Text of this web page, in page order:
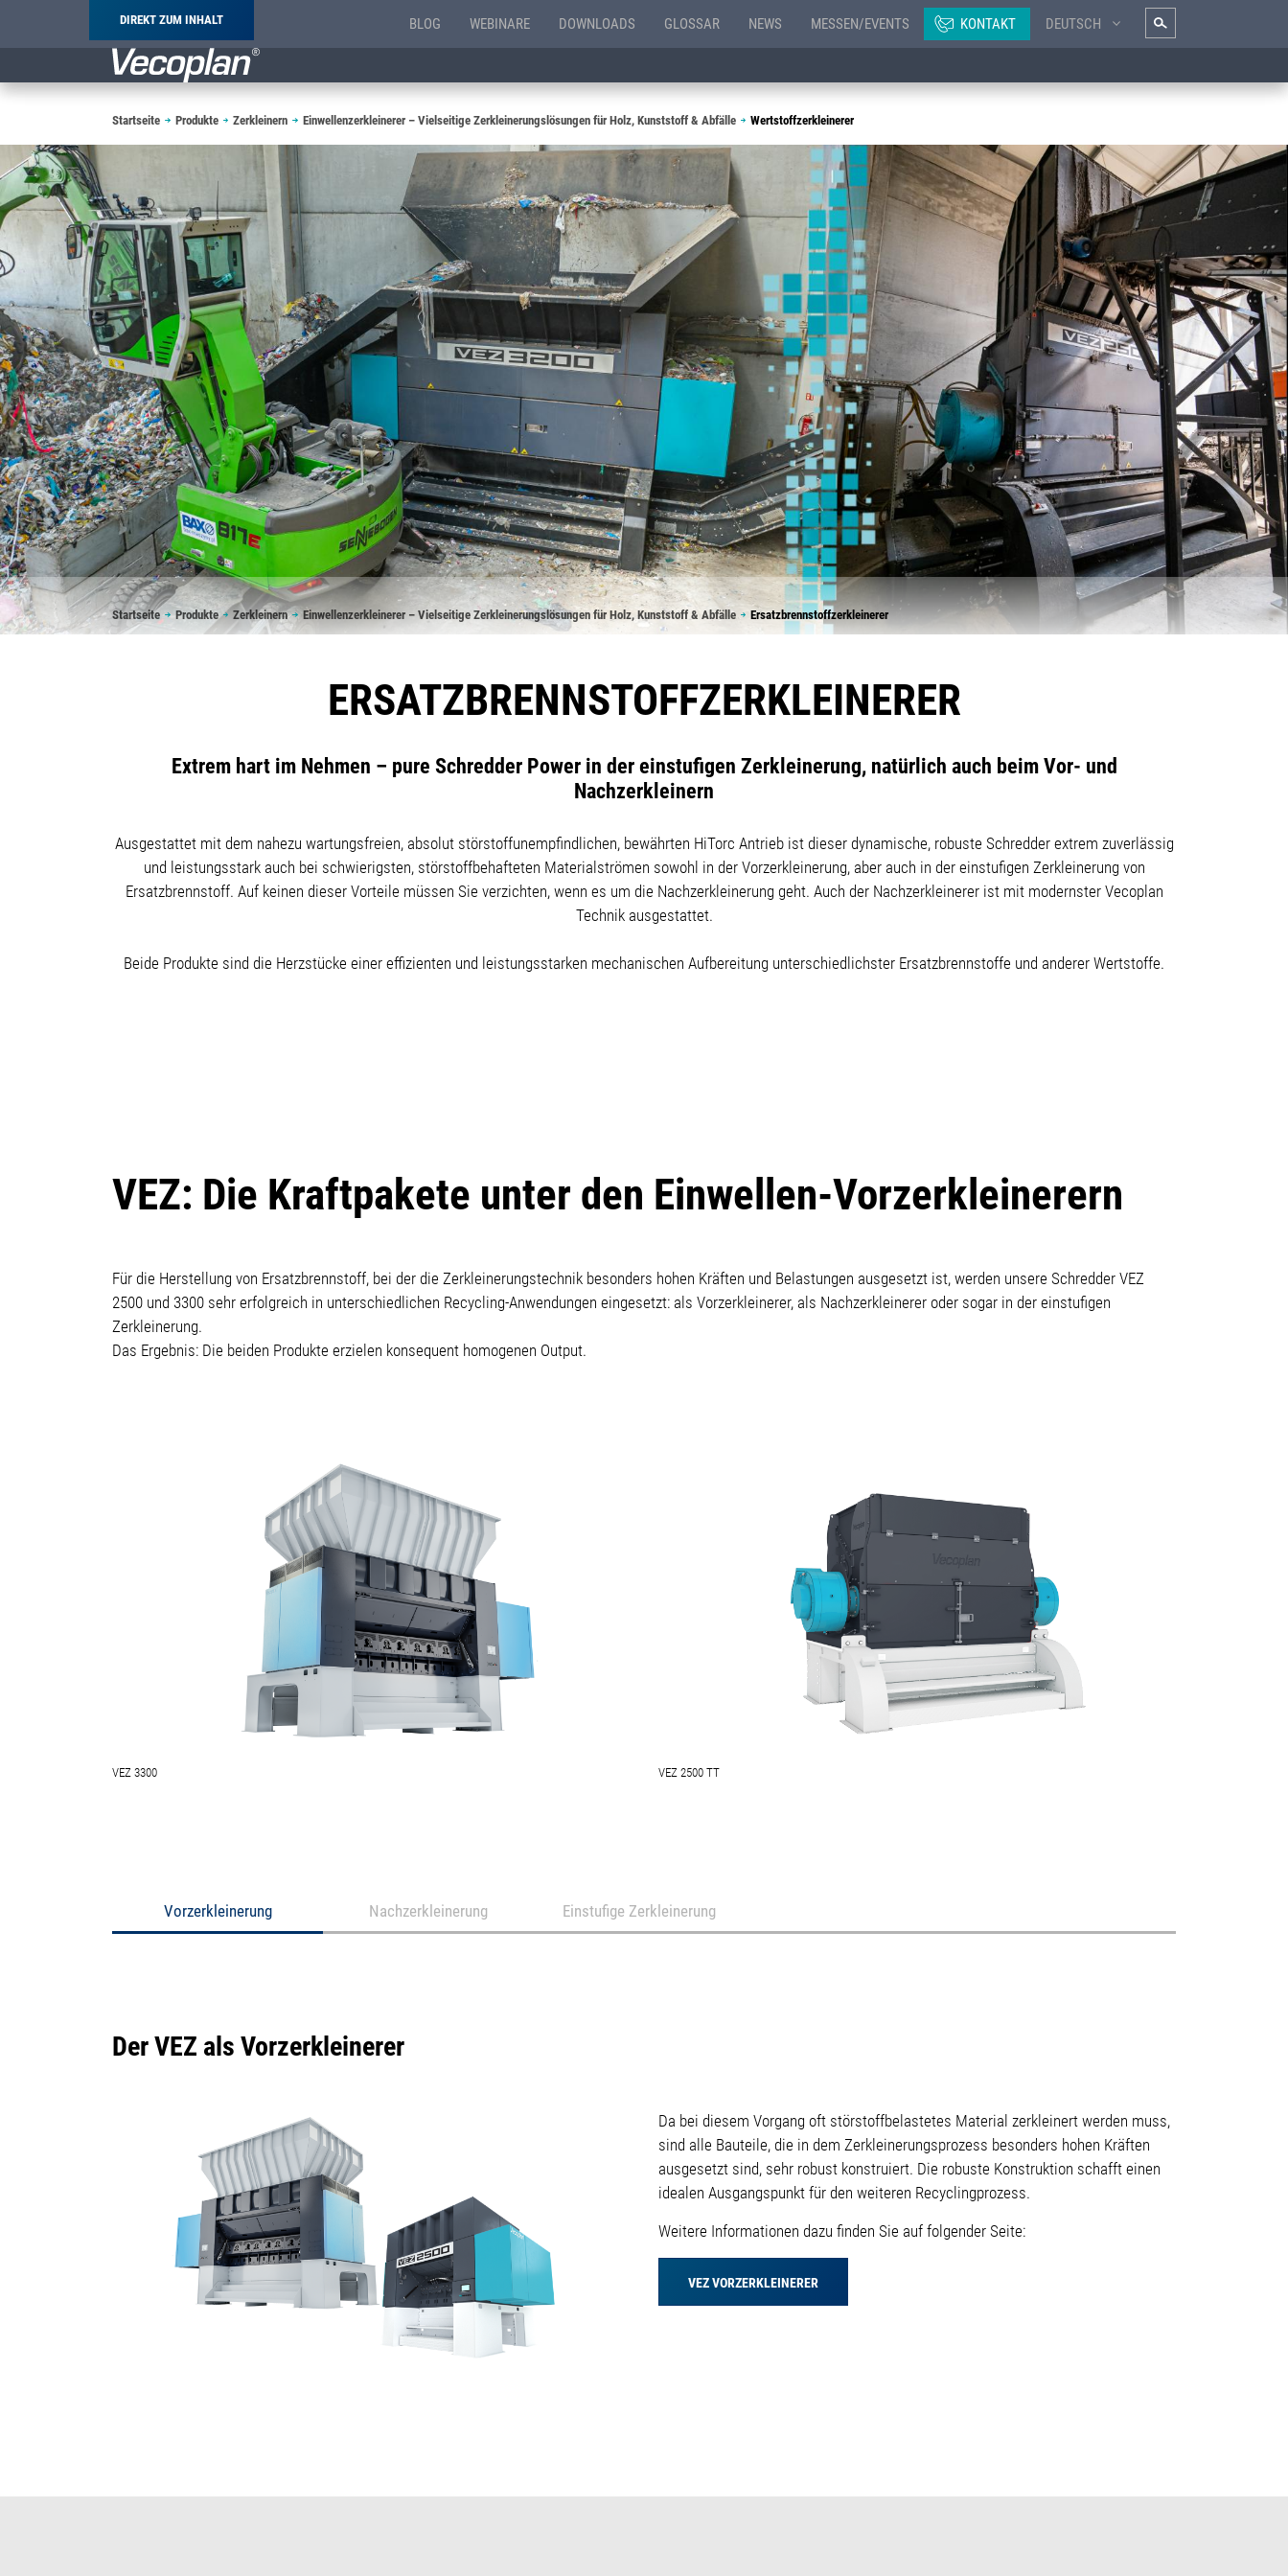
DIREKT ZUM INHALT BLOG WEBINARE DOWNLOADS GLOSSAR NEWS MESSEN/EVENTS KONTAKT DEUTSCH
Pfadnavigation
Startseite Produkte Zerkleinern Einwellenzerkleinerer – Vielseitige Zerkleinerungslösungen für Holz, Kunststoff & Abfälle Wertstoffzerkleinerer
Pfadnavigation
Startseite Produkte Zerkleinern Einwellenzerkleinerer – Vielseitige Zerkleinerungslösungen für Holz, Kunststoff & Abfälle Ersatzbrennstoffzerkleinerer
ERSATZBRENNSTOFFZERKLEINERER
Extrem hart im Nehmen – pure Schredder Power in der einstufigen Zerkleinerung, natürlich auch beim Vor- und
Nachzerkleinern
Ausgestattet mit dem nahezu wartungsfreien, absolut störstoffunempfindlichen, bewährten HiTorc Antrieb ist dieser dynamische, robuste Schredder extrem zuverlässig
und leistungsstark auch bei schwierigsten, störstoffbehafteten Materialströmen sowohl in der Vorzerkleinerung, aber auch in der einstufigen Zerkleinerung von
Ersatzbrennstoff. Auf keinen dieser Vorteile müssen Sie verzichten, wenn es um die Nachzerkleinerung geht. Auch der Nachzerkleinerer ist mit modernster Vecoplan
Technik ausgestattet.
Beide Produkte sind die Herzstücke einer effizienten und leistungsstarken mechanischen Aufbereitung unterschiedlichster Ersatzbrennstoffe und anderer Wertstoffe.
VEZ: Die Kraftpakete unter den Einwellen-Vorzerkleinerern
Für die Herstellung von Ersatzbrennstoff, bei der die Zerkleinerungstechnik besonders hohen Kräften und Belastungen ausgesetzt ist, werden unsere Schredder VEZ
2500 und 3300 sehr erfolgreich in unterschiedlichen Recycling-Anwendungen eingesetzt: als Vorzerkleinerer, als Nachzerkleinerer oder sogar in der einstufigen
Zerkleinerung.
Das Ergebnis: Die beiden Produkte erzielen konsequent homogenen Output.
VEZ 3300 VEZ 2500 TT
Vorzerkleinerung Nachzerkleinerung Einstufige Zerkleinerung
Der VEZ als Vorzerkleinerer
Da bei diesem Vorgang oft störstoffbelastetes Material zerkleinert werden muss,
sind alle Bauteile, die in dem Zerkleinerungsprozess besonders hohen Kräften
ausgesetzt sind, sehr robust konstruiert. Die robuste Konstruktion schafft einen
idealen Ausgangspunkt für den weiteren Recyclingprozess.
Weitere Informationen dazu finden Sie auf folgender Seite:
VEZ VORZERKLEINERER